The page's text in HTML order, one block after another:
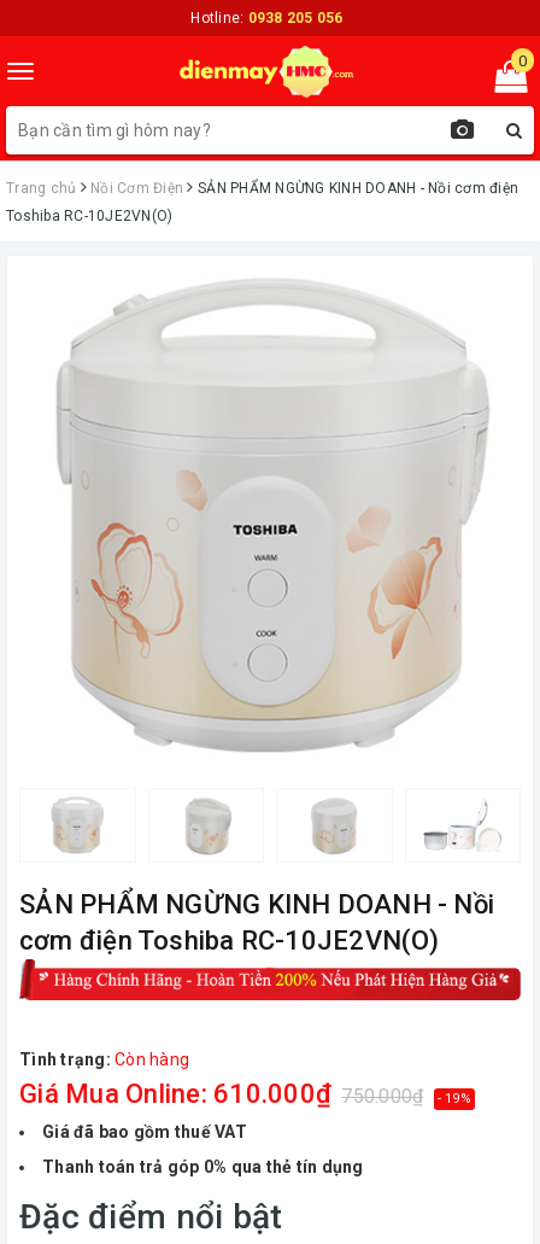
Hotline: 0938 205 056
Toggle
navigation
0
Trang chủ Nồi Cơm Điện
ㅤSẢN PHẨM NGỪNG KINH DOANH - Nồi cơm điện
Toshiba RC-10JE2VN(O)
ㅤSẢN PHẨM NGỪNG KINH DOANH - Nồi
cơm điện Toshiba RC-10JE2VN(O)
Tình trạng: Còn hàng
Giá Mua Online: 610.000₫ 750.000₫ - 19%
Giá đã bao gồm thuế VAT
Thanh toán trả góp 0% qua thẻ tín dụng
Đặc điểm nổi bật